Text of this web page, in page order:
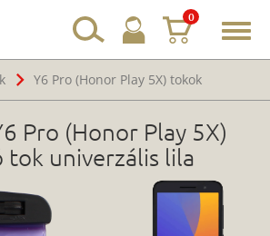
0
Y6 Pro (Honor Play 5X) tokok
Pro (Honor Play 5X)
tok univerzális lila